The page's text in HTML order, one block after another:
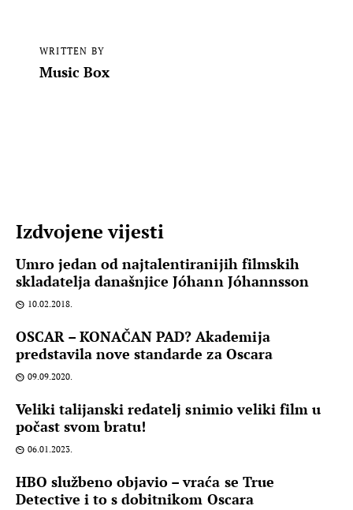
WRITTEN BY
Music Box
Izdvojene vijesti
Umro jedan od najtalentiranijih filmskih
skladatelja današnjice Jóhann Jóhannsson
10.02.2018.
OSCAR – KONAČAN PAD? Akademija
predstavila nove standarde za Oscara
09.09.2020.
Veliki talijanski redatelj snimio veliki film u
počast svom bratu!
06.01.2023.
HBO službeno objavio – vraća se True
Detective i to s dobitnikom Oscara